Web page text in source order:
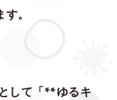
。
して「**ゆるキ